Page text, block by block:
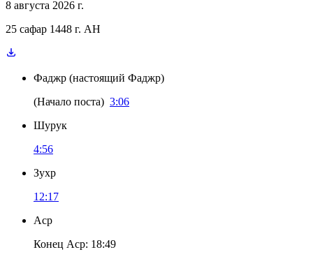
8 августа 2026 г.
25 сафар 1448 г. AH
Фаджр (настоящий Фаджр)
(Начало поста) 3:06
Шурук
4:56
Зухр
12:17
Аср
Конец Аср: 18:49